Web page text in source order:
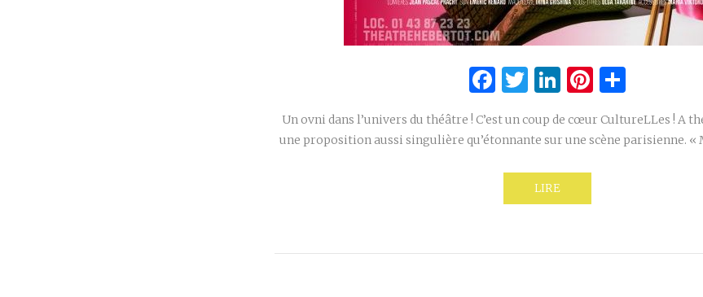
Facebook
Twitter
LinkedIn
Pinterest
Un ovni dans l’univers du théâtre ! C’est un coup de cœur CultureLLes ! A
une proposition aussi singulière qu’étonnante sur une scène parisienne. «
LIRE